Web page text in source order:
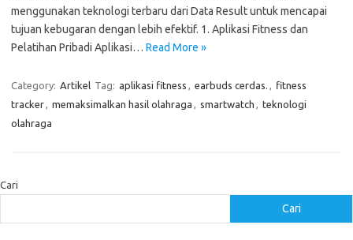
menggunakan teknologi terbaru dari Data Result untuk mencapai
tujuan kebugaran dengan lebih efektif. 1. Aplikasi Fitness dan
Pelatihan Pribadi Aplikasi… Read More »
Category: Artikel Tag: aplikasi fitness , earbuds cerdas. , fitness
tracker, memaksimalkan hasil olahraga , smartwatch , teknologi
olahraga
Cari
Cari